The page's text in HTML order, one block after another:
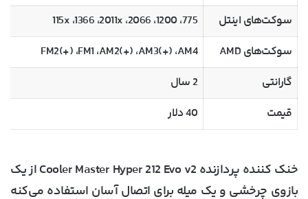
سوکت‌های اینتل
775، 115x ،1366 ،2011x ،2066 ،1200
سوکت‌های AMD
FM2(+) ،FM1 ،AM2(+) ،AM3(+) ،AM4
گارانتی
2 سال
قیمت
40 دلار
خنک کننده پردازنده Cooler Master Hyper 212 Evo v2 از یک
بازوی چرخشی و یک میله برای اتصال آسان استفاده می‌کنه